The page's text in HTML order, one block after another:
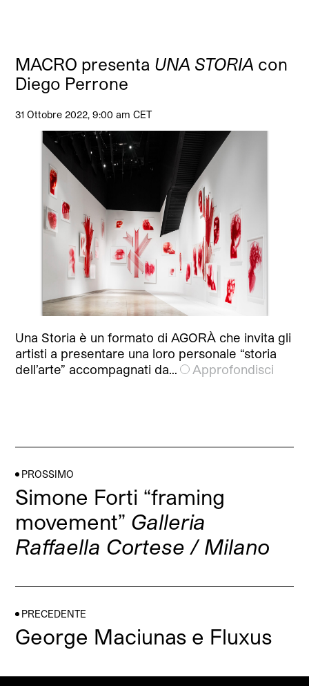
MACRO presenta UNA STORIA con
Diego Perrone
31 Ottobre 2022, 9:00 am CET
Una Storia è un formato di AGORÀ che invita gli
artisti a presentare una loro personale “storia
dell’arte” accompagnati da…
Approfondisci
PROSSIMO
Simone Forti “framing
movement” Galleria
Raffaella Cortese / Milano
PRECEDENTE
George Maciunas e Fluxus